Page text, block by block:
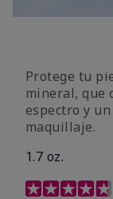
Protege tu
mineral, que
espectro y
maquillaje.
1.7 oz.
Calificación de